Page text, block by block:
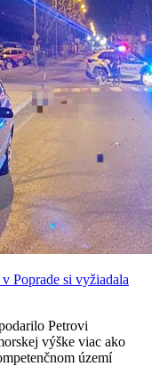
Poprade si vyžiadala
Petrovi
výške viac ako
území